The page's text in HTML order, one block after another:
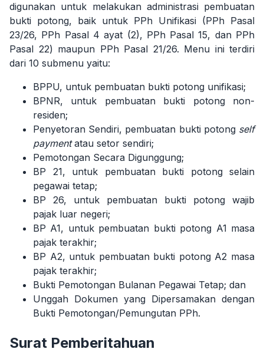
digunakan untuk melakukan administrasi pembuatan
bukti potong, baik untuk PPh Unifikasi (PPh Pasal
23/26, PPh Pasal 4 ayat (2), PPh Pasal 15, dan PPh
Pasal 22) maupun PPh Pasal 21/26. Menu ini terdiri
dari 10 submenu yaitu:
BPPU, untuk pembuatan bukti potong unifikasi;
BPNR, untuk pembuatan bukti potong non-
residen;
Penyetoran Sendiri, pembuatan bukti potong self
paymentatau setor sendiri;
Pemotongan Secara Digunggung;
BP 21, untuk pembuatan bukti potong selain
pegawai tetap;
BP 26, untuk pembuatan bukti potong wajib
pajak luar negeri;
BP A1, untuk pembuatan bukti potong A1 masa
pajak terakhir;
BP A2, untuk pembuatan bukti potong A2 masa
pajak terakhir;
Bukti Pemotongan Bulanan Pegawai Tetap; dan
Unggah Dokumen yang Dipersamakan dengan
Bukti Pemotongan/Pemungutan PPh.
Surat Pemberitahuan